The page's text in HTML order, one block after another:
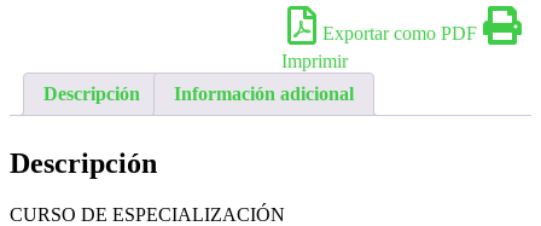
Exportar como PDF
Imprimir
Descripción
Información adicional
Descripción
CURSO DE ESPECIALIZACIÓN